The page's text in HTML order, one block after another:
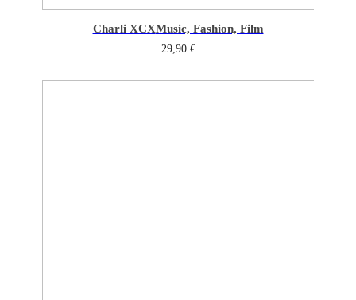
Charli XCXMusic, Fashion, Film
29,90 €